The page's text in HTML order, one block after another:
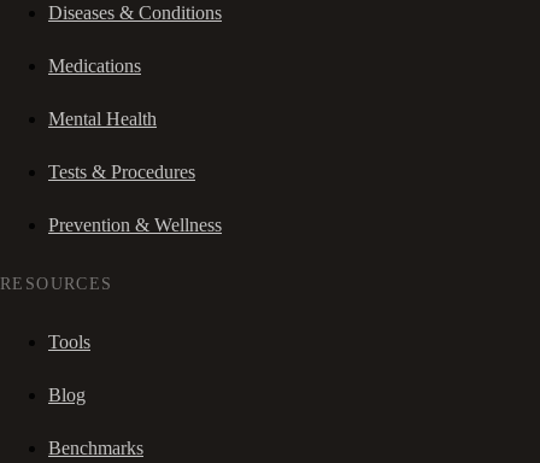
Diseases & Conditions
Medications
Mental Health
Tests & Procedures
Prevention & Wellness
RESOURCES
Tools
Blog
Benchmarks